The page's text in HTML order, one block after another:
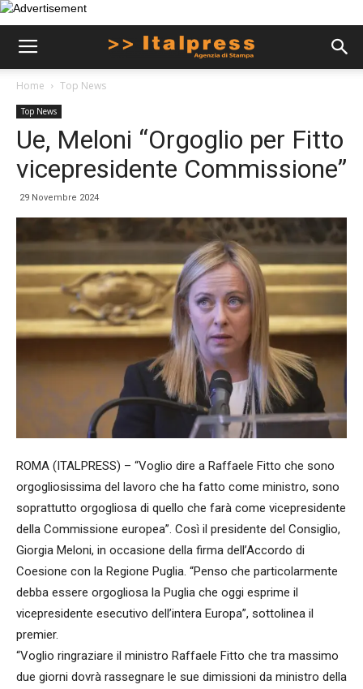
Home Top News
Top News
Ue, Meloni “Orgoglio per Fitto
vicepresidente Commissione”
29 Novembre 2024
ROMA (ITALPRESS) – “Voglio dire a Raffaele Fitto che sono
orgogliosissima del lavoro che ha fatto come ministro, sono
soprattutto orgogliosa di quello che farà come vicepresidente
della Commissione europea”. Così il presidente del Consiglio,
Giorgia Meloni, in occasione della firma dell’Accordo di
Coesione con la Regione Puglia. “Penso che particolarmente
debba essere orgogliosa la Puglia che oggi esprime il
vicepresidente esecutivo dell’intera Europa”, sottolinea il
premier.
“Voglio ringraziare il ministro Raffaele Fitto che tra massimo
due giorni dovrà rassegnare le sue dimissioni da ministro della